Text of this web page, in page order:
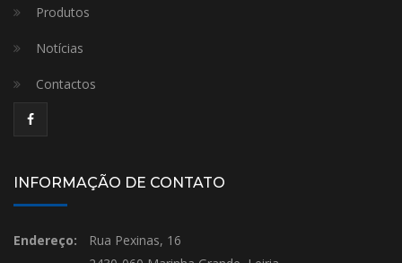
Produtos
Notícias
Contactos
INFORMAÇÃO DE CONTATO
Endereço:
Rua Pexinas, 16